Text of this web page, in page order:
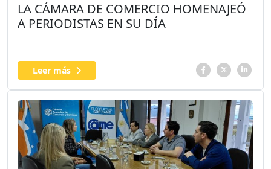
LA CÁMARA DE COMERCIO HOMENAJEÓ
A PERIODISTAS EN SU DÍA
Leer más